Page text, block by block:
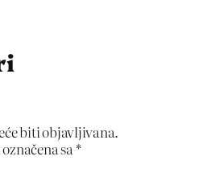
biti objavljivana.
sa *